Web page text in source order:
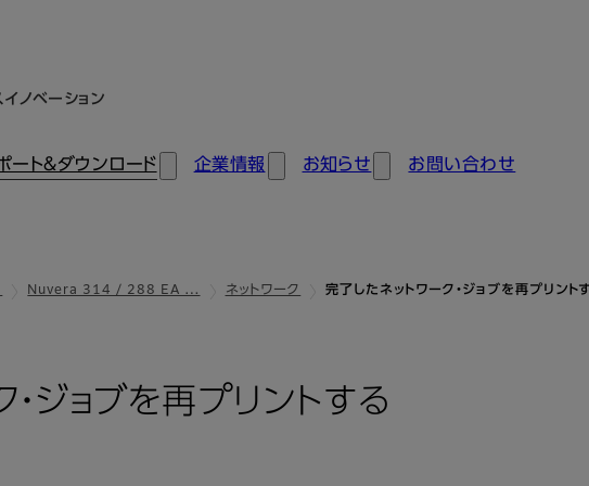
ノベーション
ート＆ダウンロード 企業情報 お知らせ お問い合わせ
Nuvera 314 / 288 EA … ネットワーク 完了したネットワーク・ジョブを再プリント
ジョブを再プリントする